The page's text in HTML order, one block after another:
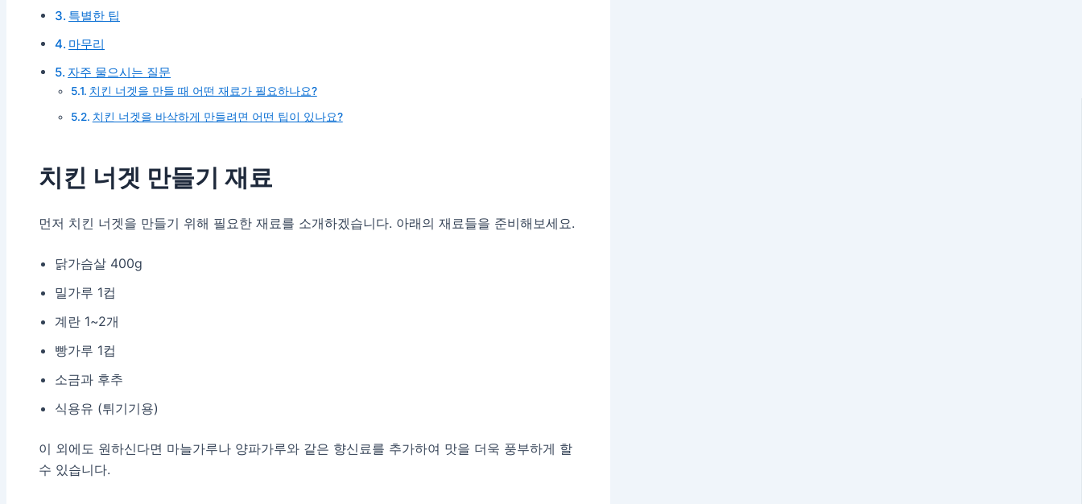
특별한 팁
마무리
자주 물으시는 질문
치킨 너겟을 만들 때 어떤 재료가 필요하나요?
치킨 너겟을 바삭하게 만들려면 어떤 팁이 있나요?
치킨 너겟 만들기 재료
먼저 치킨 너겟을 만들기 위해 필요한 재료를 소개하겠습니다. 아래의 재료들을 준비해보세요.
닭가슴살 400g
밀가루 1컵
계란 1~2개
빵가루 1컵
소금과 후추
식용유 (튀기기용)
이 외에도 원하신다면 마늘가루나 양파가루와 같은 향신료를 추가하여 맛을 더욱 풍부하게 할
수 있습니다.